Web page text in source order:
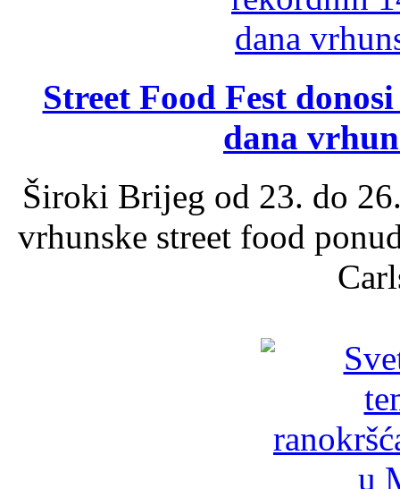
Street Food Fest
dana
Široki Brijeg od 23. do
vrhunske street food